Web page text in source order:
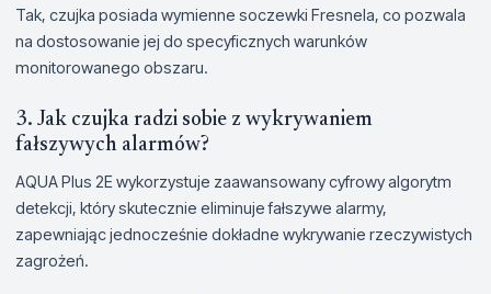
Tak, czujka posiada wymienne soczewki Fresnela, co pozwala
na dostosowanie jej do specyficznych warunków
monitorowanego obszaru.
3. Jak czujka radzi sobie z wykrywaniem
fałszywych alarmów?
AQUA Plus 2E wykorzystuje zaawansowany cyfrowy algorytm
detekcji, który skutecznie eliminuje fałszywe alarmy,
zapewniając jednocześnie dokładne wykrywanie rzeczywistych
zagrożeń.